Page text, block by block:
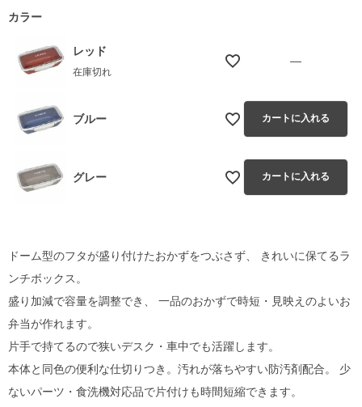
カラー
レッド
在庫切れ
—
ブルー カートに入れる
グレー カートに入れる
ドーム型のフタが盛り付けたおかずをつぶさず、 きれいに保てるラ
ンチボックス。
盛り加減で容量を調整でき、 一品のおかずで時短・見映えのよいお
弁当が作れます。
片手で持てるので狭いデスク・車中でも活躍します。
本体と同色の便利な仕切りつき。汚れが落ちやすい防汚剤配合。 少
ないパーツ・食洗機対応品で片付けも時間短縮できます。